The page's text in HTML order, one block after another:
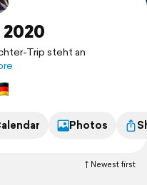
Trip steht an
Photos
Newest first